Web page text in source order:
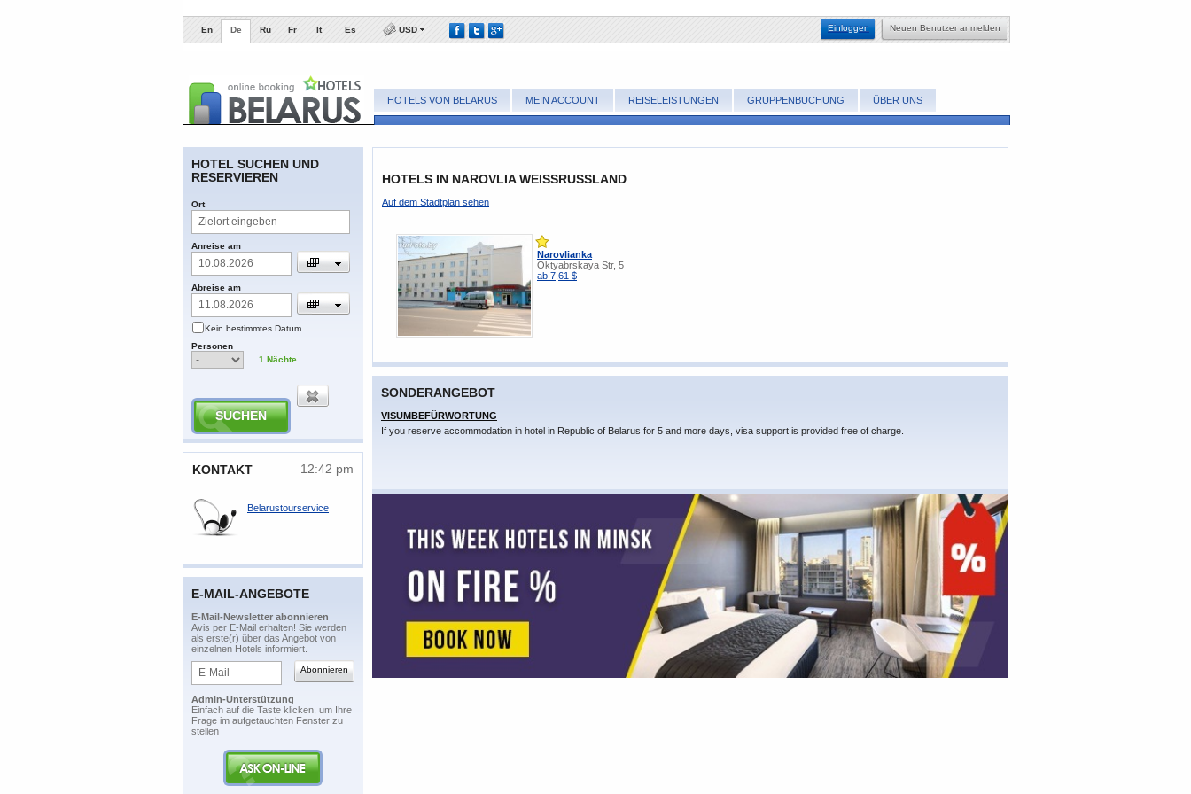
En De Ru Fr It Es USD ​Neuen Benutzer anmelden
Einloggen
HOTELS VON BELARUS MEIN ACCOUNT REISELEISTUNGEN GRUPPENBUCHUNG ÜBER UNS
​HOTEL SUCHEN UND
RESERVIEREN
​Ort
​Anreise am
​Abreise am
​Kein bestimmtes Datum
​Personen
1 ​Nächte
​KONTAKT 12:42 pm
Belarustourservice
E-MAIL-ANGEBOTE
​E-Mail-Newsletter abonnieren
​Avis per E-Mail erhalten! Sie werden
als erste(r) über das Angebot von
einzelnen Hotels informiert.
Admin-Unterstützung
​Einfach auf die Taste klicken, um Ihre
Frage im aufgetauchten Fenster zu
stellen
HOTELS IN NAROVLIA WEISSRUSSLAND
​Auf dem Stadtplan sehen
Narovlianka
Oktyabrskaya Str, 5
ab 7,61 $
SONDERANGEBOT
VISUMBEFÜRWORTUNG
If you reserve accommodation in hotel in Republic of Belarus for 5 and more days, visa support is provided free of charge.